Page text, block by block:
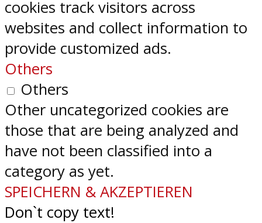
cookies track visitors across
websites and collect information to
provide customized ads.
Others
Others
Other uncategorized cookies are
those that are being analyzed and
have not been classified into a
category as yet.
SPEICHERN & AKZEPTIEREN
Don`t copy text!